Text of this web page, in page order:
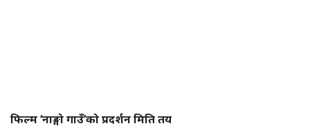
फिल्म ‘नाङ्गो गाउँ’को प्रदर्शन मिति तय